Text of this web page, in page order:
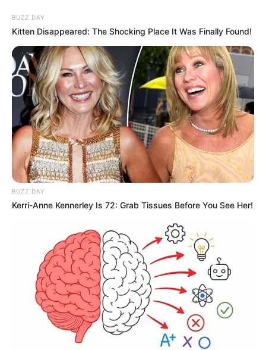
BUZZ DAY
Kitten Disappeared: The Shocking Place It Was Finally Found!
BUZZ DAY
Kerri-Anne Kennerley Is 72: Grab Tissues Before You See Her!